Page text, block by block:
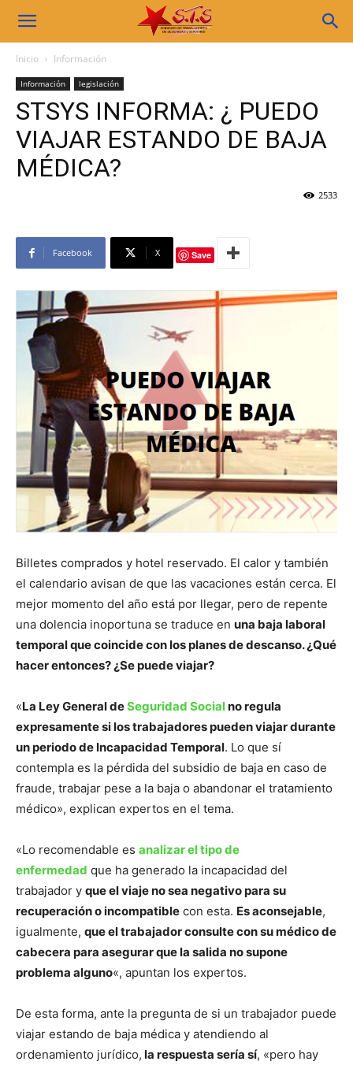
Sindicato
STS
Inicio Información
Información legislación
STSYS INFORMA: ¿ PUEDO
VIAJAR ESTANDO DE BAJA
MÉDICA?
2533
Facebook X Save
Billetes comprados y hotel reservado. El calor y también
el calendario avisan de que las vacaciones están cerca. El
mejor momento del año está por llegar, pero de repente
una dolencia inoportuna se traduce en una baja laboral
temporal que coincide con los planes de descanso. ¿Qué
hacer entonces? ¿Se puede viajar?
«La Ley General deSeguridad Socialno regula
expresamente si los trabajadores pueden viajar durante
un periodo de Incapacidad Temporal. Lo que sí
contempla es la pérdida del subsidio de baja en caso de
fraude, trabajar pese a la baja o abandonar el tratamiento
médico», explican expertos en el tema.
«Lo recomendable es analizar el tipo de
enfermedad que ha generado la incapacidad del
trabajador y que el viaje no sea negativo para su
recuperación o incompatible con esta. Es aconsejable,
igualmente, que el trabajador consulte con su médico de
cabecera para asegurar que la salida no supone
problema alguno«, apuntan los expertos.
De esta forma, ante la pregunta de si un trabajador puede
viajar estando de baja médica y atendiendo al
ordenamiento jurídico, la respuesta sería sí, «pero hay